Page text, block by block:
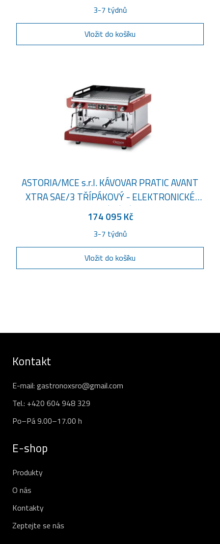
3-7 týdnů
Vložit do košíku
ASTORIA/MCE s.r.l. KÁVOVAR PRATIC AVANT
XTRA SAE/3 TŘÍPÁKOVÝ - ELEKTRONICKÉ
OVLÁDÁNÍ
174 095 Kč
3-7 týdnů
Vložit do košíku
Kontakt
E-mail: gastronoxsro@gmail.com
Tel.: +420 604 948 329
Po–Pá 9.00–17.00 h
E-shop
Produkty
O nás
Kontakty
Zeptejte se nás